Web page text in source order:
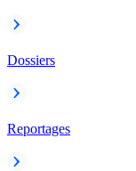
Dossiers
Reportages